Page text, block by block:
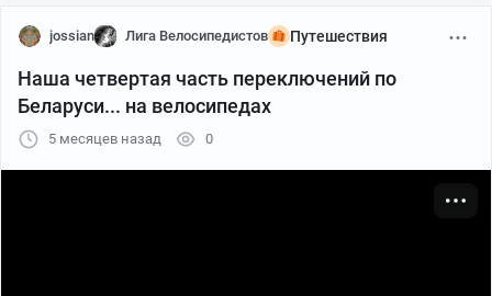
jossian Лига Велосипедистов Путешествия
Наша четвертая часть переключений по
Беларуси... на велосипедах
5 месяцев назад 0